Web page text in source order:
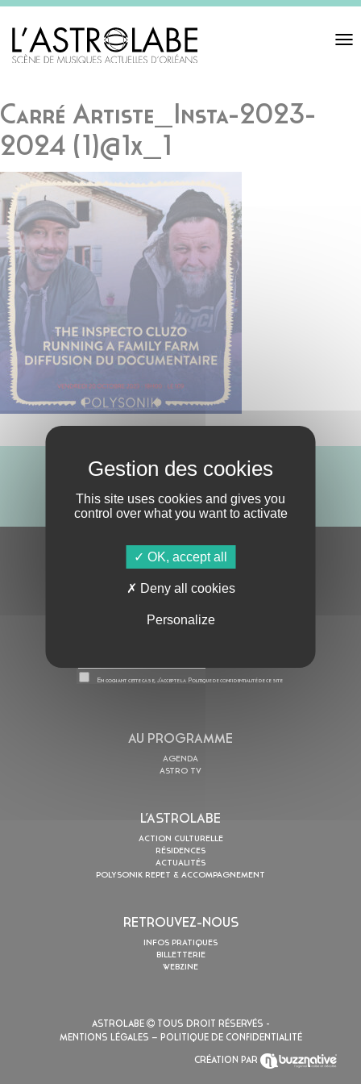
Toggle
Carré Artiste_Insta-2023-
2024 (1)@1x_1
S'ABONNER À LA NEWSLETTER
En cochant cette case, j’accepte la Politique de confidentialitéde ce site
AU PROGRAMME
AGENDA
ASTRO TV
L’ASTROLABE
ACTION CULTURELLE
RÉSIDENCES
ACTUALITÉS
POLYSONIK REPET & ACCOMPAGNEMENT
RETROUVEZ-NOUS
INFOS PRATIQUES
BILLETTERIE
WEBZINE
ASTROLABE
TOUS DROIT RÉSERVÉS -
MENTIONS LÉGALES – POLITIQUE DE CONFIDENTIALITÉ
CRÉATION PAR
This site uses cookies and gives you
control over what you want to activate
OK, accept all
Deny all cookies
Personalize